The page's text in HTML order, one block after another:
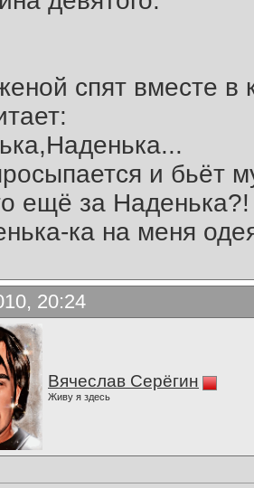
спят вместе в
и бьёт
ещё за Наденька?!
ка на меня
20:24
Вячеслав Серёгин
Живу я здесь